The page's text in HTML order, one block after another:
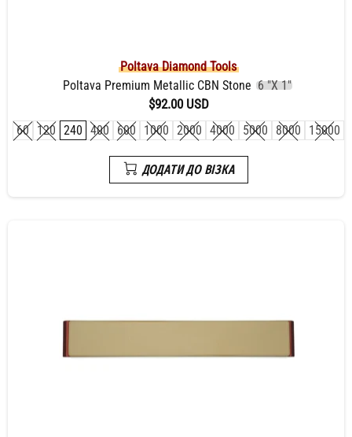
Poltava Diamond Tools
Poltava Premium Metallic CBN Stone 6 "X 1"
$92.00 USD
60 120 240 400 600 1000 2000 4000 5000 8000 15000
ДОДАТИ ДО ВІЗКА